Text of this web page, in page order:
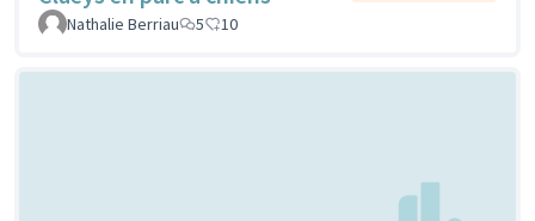
Nathalie Berriau 5 10